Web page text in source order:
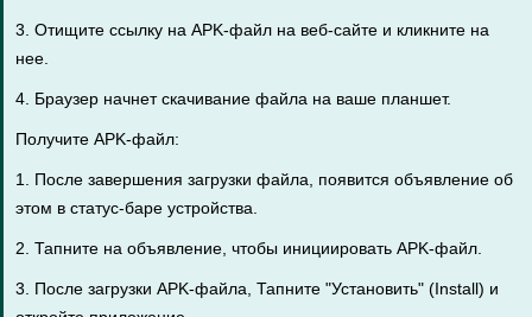
3. Отищите ссылку на APK-файл на веб-сайте и кликните на
нее.
4. Браузер начнет скачивание файла на ваше планшет.
Получите APK-файл:
1. После завершения загрузки файла, появится объявление об
этом в статус-баре устройства.
2. Тапните на объявление, чтобы инициировать APK-файл.
3. После загрузки APK-файла, Тапните "Установить" (Install) и